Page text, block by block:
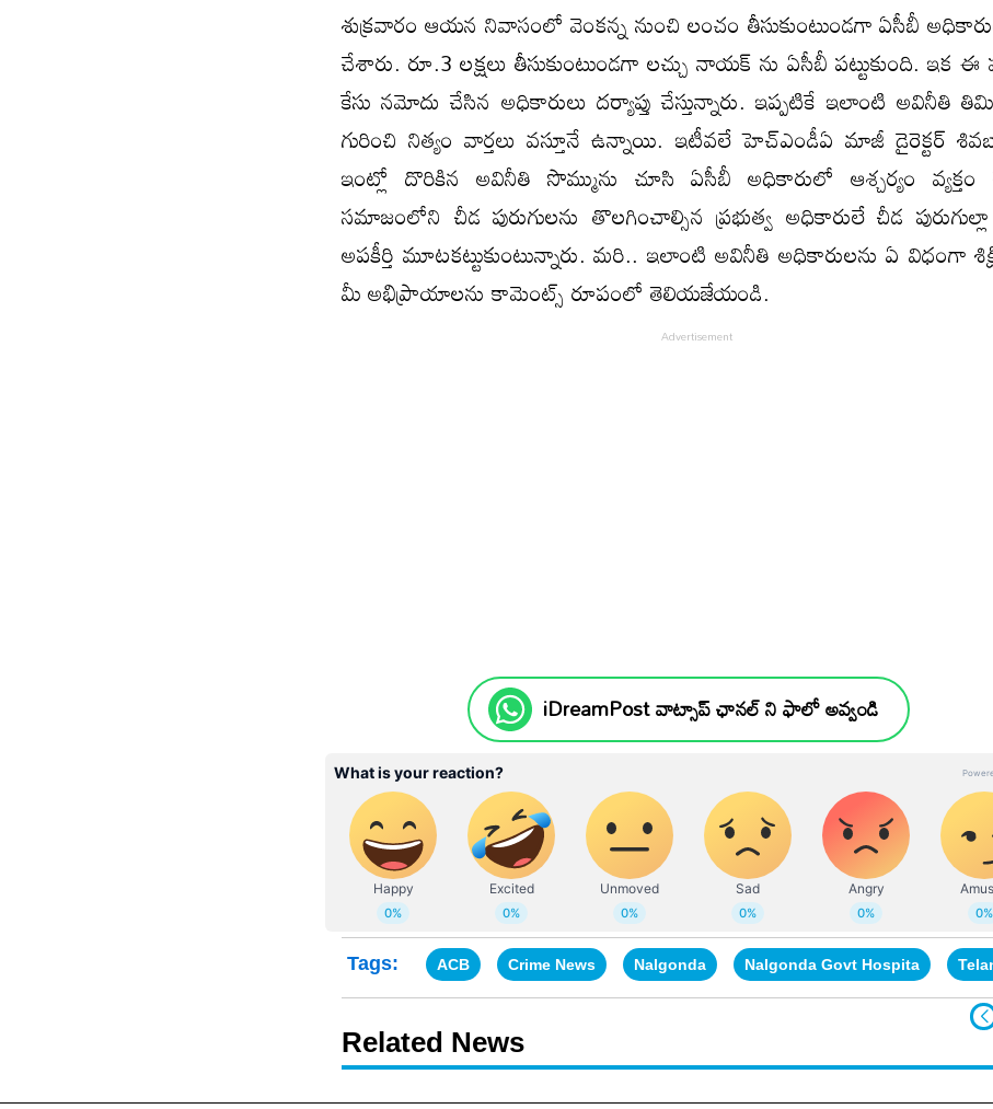
శుక్రవారం ఆయన నివాసంలో వెంకన్న నుంచి లంచం తీసుకుంటుండగా ఏసీబీ
చేశారు. రూ.3 లక్షలు తీసుకుంటుండగా లచ్చు నాయక్ ను ఏసీబీ పట్టుకుంది. ఇక
కేసు నమోదు చేసిన అధికారులు దర్యాప్తు చేస్తున్నారు. ఇప్పటికే ఇలాంటి అవినీతి
గురించి నిత్యం వార్తలు వస్తూనే ఉన్నాయి. ఇటీవలే హెచ్ఎండీఏ మాజీ డైరెక్టర్
ఇంట్లో దొరికిన అవినీతి సొమ్మును చూసి ఏసీబీ అధికారులో ఆశ్చర్యం వ్యక్తం
సమాజంలోని చీడ పురుగులను తొలగించాల్సిన ప్రభుత్వ అధికారులే చీడ
అపకీర్తి మూటకట్టుకుంటున్నారు. మరి.. ఇలాంటి అవినీతి అధికారులను ఏ విధంగా
మీ అభిప్రాయాలను కామెంట్స్ రూపంలో తెలియజేయండి.
iDreamPost వాట్సాప్ ఛానల్ ని ఫాలో అవ్వండి
Tags: ACB Crime News Nalgonda Nalgonda Govt Hospita
Related News